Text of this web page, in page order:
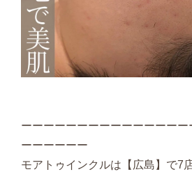
ーーーーーーーーーーーーーー
ーーーーーー
モアトゥインクルは【広島】で7